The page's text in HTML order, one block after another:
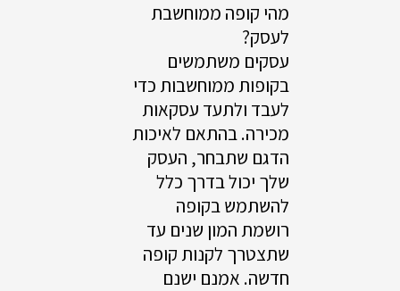
מהי קופה ממוחשבת
לעסק?
עסקים משתמשים
בקופות ממוחשבות כדי
לעבד ולתעד עסקאות
מכירה. בהתאם לאיכות
הדגם שתבחר, העסק
שלך יכול בדרך כלל
להשתמש בקופה
רושמת המון שנים עד
שתצטרך לקנות קופה
חדשה. אמנם ישנם